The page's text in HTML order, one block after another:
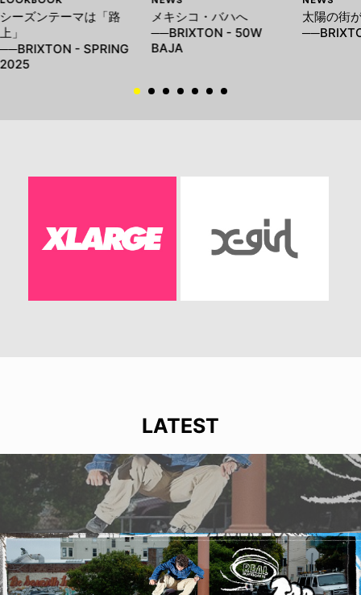
シーズンテーマは「路
上」
──BRIXTON - SPRING
2025
メキシコ・バハへ
──BRIXTON - 50W
BAJA
太陽の街
LATEST